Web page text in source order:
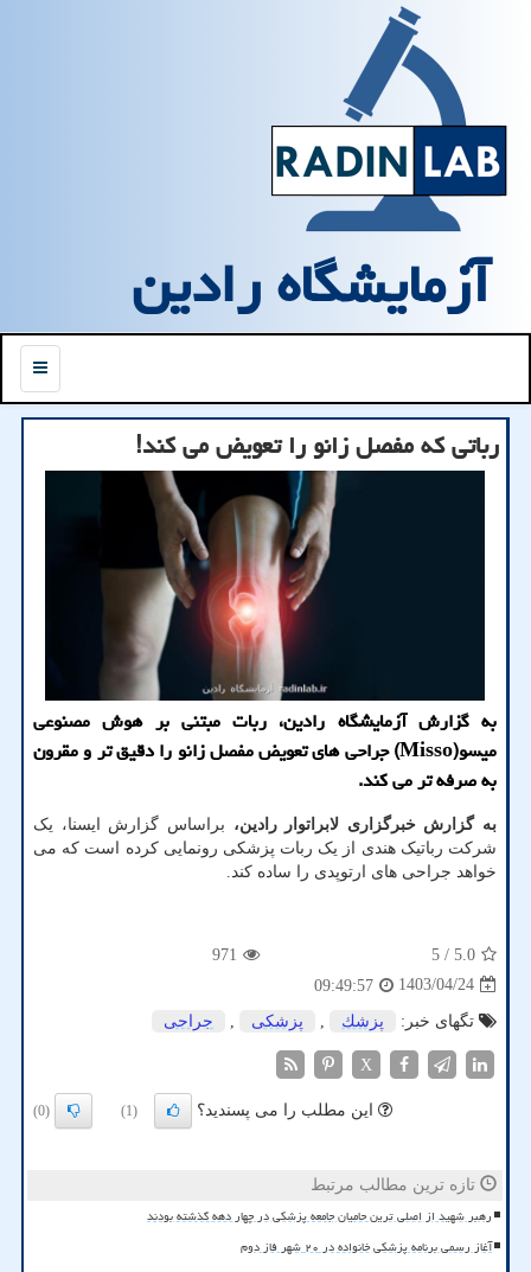
آزمایشگاه رادین
منو
رباتی که مفصل زانو را تعویض می کند!
به گزارش آزمایشگاه رادین، ربات مبتنی بر هوش مصنوعی
میسو(Misso) جراحی های تعویض مفصل زانو را دقیق تر و مقرون
به صرفه تر می کند.
به گزارش خبرگزاری لابراتوار رادین، براساس گزارش ایسنا، یک
شرکت رباتیک هندی از یک ربات پزشکی رونمایی کرده است که می
خواهد جراحی های ارتوپدی را ساده کند.
5.0
/ 5
971
1403/04/24
09:49:57
تگهای خبر:
پزشك پزشكی جراحی
X
این مطلب را می پسندید؟ (1)
(0)
تازه ترین مطالب مرتبط
رهبر شهید از اصلی ترین حامیان جامعه پزشکی در چهار دهه گذشته بودند
آغاز رسمی برنامه پزشکی خانواده در ۲۰ شهر فاز دوم